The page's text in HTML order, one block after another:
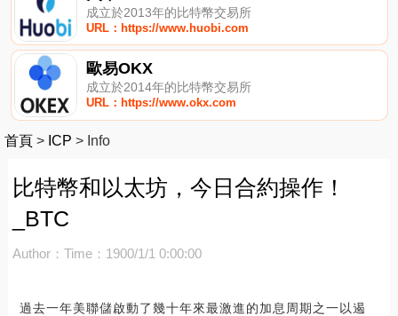
成立於2013年的比特幣交易所
URL：https://www.huobi.com
歐易OKX
成立於2014年的比特幣交易所
URL：https://www.okx.com
首頁 > ICP > Info
比特幣和以太坊，今日合約操作！
_BTC
Author： Time：1900/1/1 0:00:00
過去一年美聯儲啟動了幾十年來最激進的加息周期之一以遏